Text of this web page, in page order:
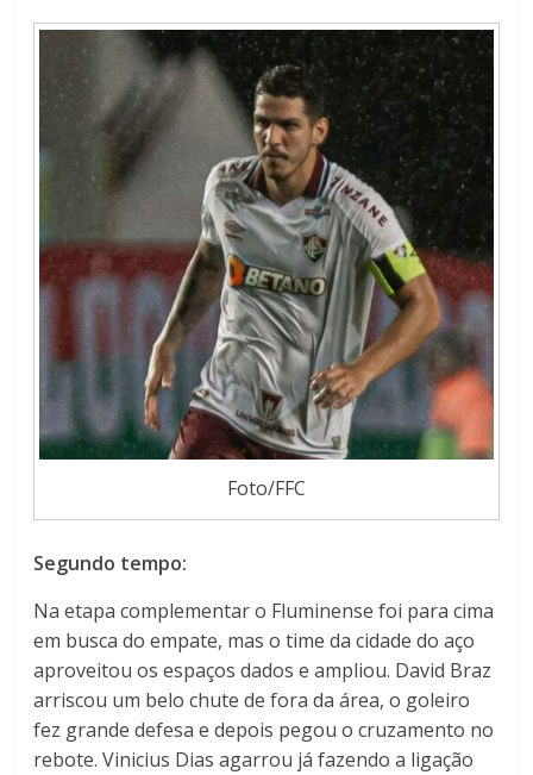
Foto/FFC
Segundo tempo:
Na etapa complementar o Fluminense foi para cima
em busca do empate, mas o time da cidade do aço
aproveitou os espaços dados e ampliou. David Braz
arriscou um belo chute de fora da área, o goleiro
fez grande defesa e depois pegou o cruzamento no
rebote. Vinicius Dias agarrou já fazendo a ligação